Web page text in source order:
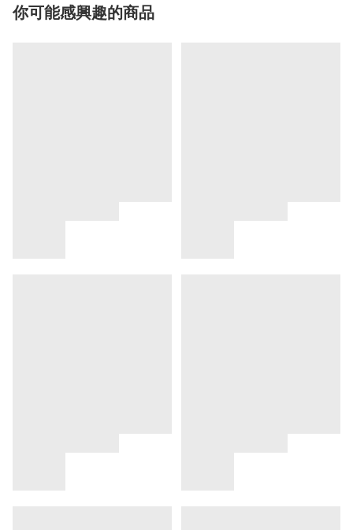
你可能感興趣的商品